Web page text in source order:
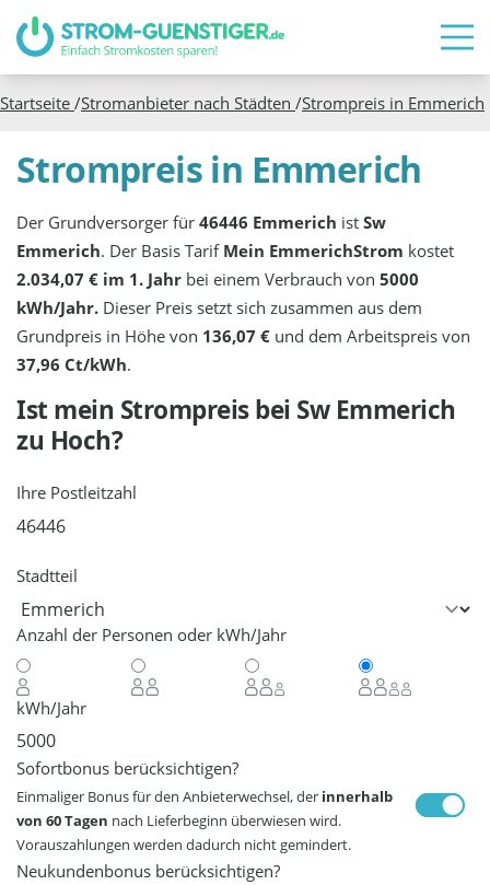
Startseite /Stromanbieter nach Städten /Strompreis in Emmerich
Strompreis in Emmerich
Der Grundversorger für46446 Emmerich istSw
Emmerich. Der Basis Tarif Mein EmmerichStrom kostet
2.034,07 € im 1. Jahr bei einem Verbrauch von5000
kWh/Jahr. Dieser Preis setzt sich zusammen aus dem
Grundpreis in Höhe von 136,07 € und dem Arbeitspreis von
37,96 Ct/kWh.
Ist mein Strompreis bei Sw Emmerich
zu Hoch?
Ihre Postleitzahl
Stadtteil
Anzahl der Personen oder kWh/Jahr
kWh/Jahr
Sofortbonus berücksichtigen?
Einmaliger Bonus für den Anbieterwechsel, der innerhalb
von 60 Tagen nach Lieferbeginn überwiesen wird.
Vorauszahlungen werden dadurch nicht gemindert.
Neukundenbonus berücksichtigen?